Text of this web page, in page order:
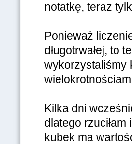
notatkę, teraz
Ponieważ
długotrwałej, to
wykorzystaliśmy
Kilka dni
dlatego
kubek ma